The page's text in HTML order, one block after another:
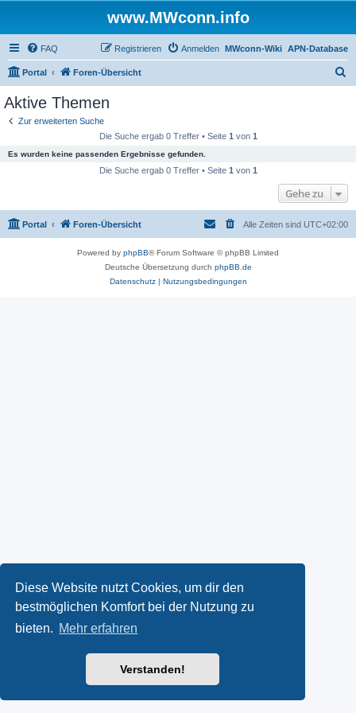
Diese Website nutzt Cookies, um dir den
bestmöglichen Komfort bei der Nutzung zu
bieten. Mehr erfahren
Verstanden!
www.MWconn.info
FAQ APN-Database
MWconn-Wiki
Anmelden
Registrieren
Portal Foren-Übersicht
Aktive Themen
Zur erweiterten Suche
Die Suche ergab 0 Treffer • Seite 1 von 1
Es wurden keine passenden Ergebnisse gefunden.
Die Suche ergab 0 Treffer • Seite 1 von 1
Gehe zu
Portal Foren-Übersicht Alle Zeiten sind UTC+02:00
Powered by phpBB® Forum Software © phpBB Limited
Deutsche Übersetzung durch phpBB.de
Datenschutz| Nutzungsbedingungen